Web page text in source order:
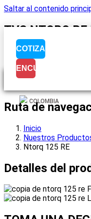
Saltar al contenido
TVS NTORQ
COLOMBIA
COTIZA
ENCUENTRÁNOS
Ruta de
Inicio
Nuestros
Ntorq 125 RE
Detalles del